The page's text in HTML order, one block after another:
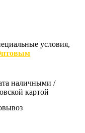
условия,
наличными /
картой